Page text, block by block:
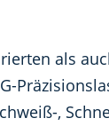
als
,